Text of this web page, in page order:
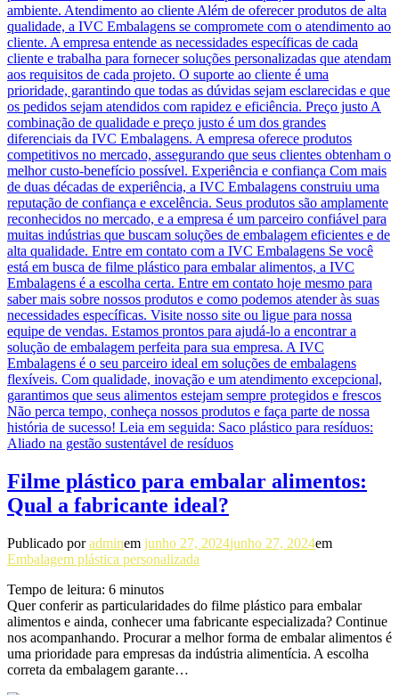
Filme plástico para embalar alimentos:
Qual a fabricante ideal?
Publicado poradminem junho 27, 2024junho 27, 2024em
Embalagem plástica personalizada
Tempo de leitura: 6 minutos
Quer conferir as particularidades do filme plástico para embalar
alimentos e ainda, conhecer uma fabricante especializada? Continue
nos acompanhando. Procurar a melhor forma de embalar alimentos é
uma prioridade para empresas da indústria alimentícia. A escolha
correta da embalagem garante…